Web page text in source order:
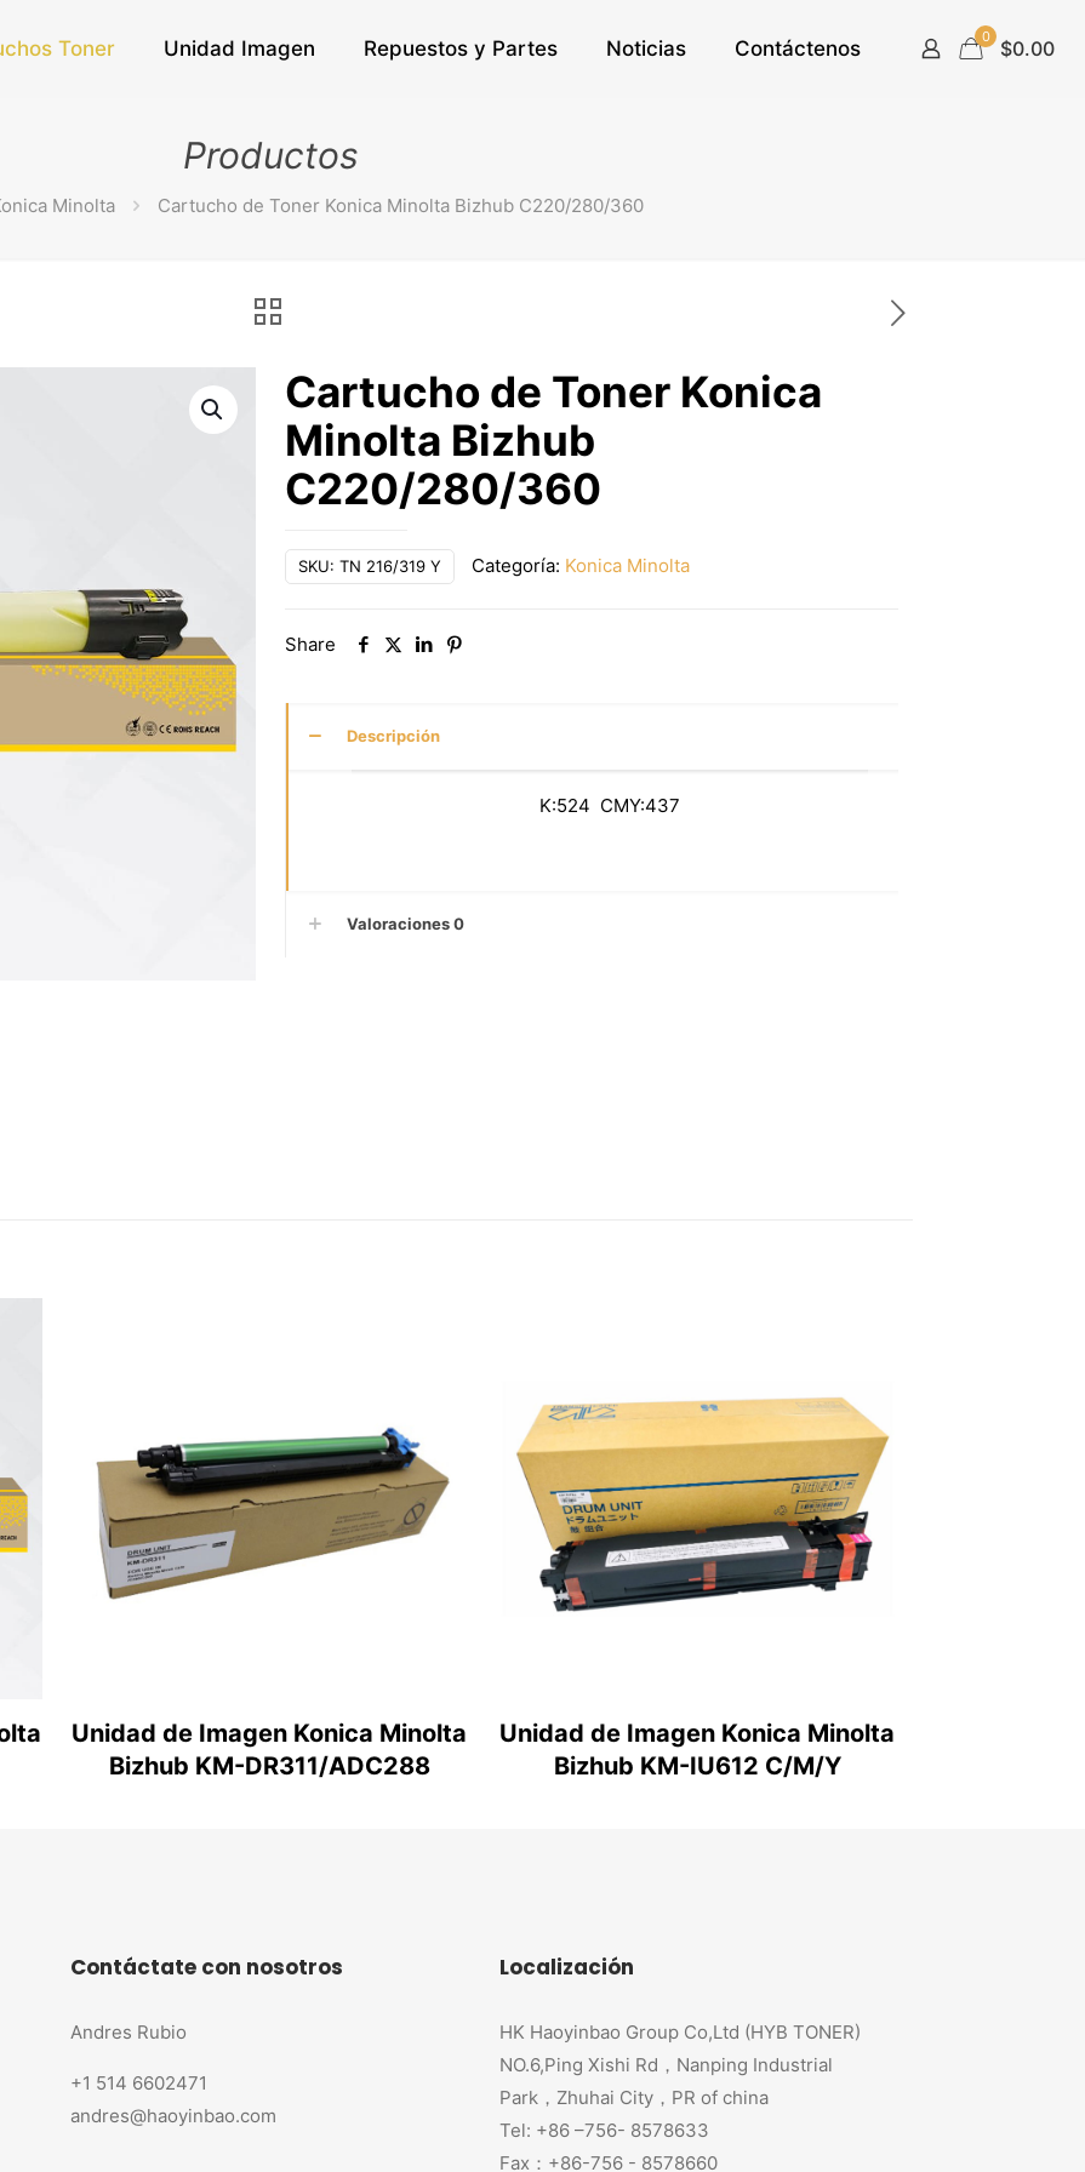
Toner Unidad Imagen Repuestos y Partes Noticias Contáctenos 0 $0.00
Productos
Minolta Cartucho de Toner Konica Minolta Bizhub C220/280/360
Cartucho de Toner Konica
Minolta Bizhub
C220/280/360
SKU: TN 216/319 Y Categoría: Konica Minolta
Share
Descripción
K:524 CMY:437
Valoraciones0
Unidad de Imagen Konica Minolta
Bizhub KM-DR311/ADC288
Unidad de Imagen Konica Minolta
Bizhub KM-IU612 C/M/Y
Contáctate con nosotros
Andres Rubio
+1 514 6602471
andres@haoyinbao.com
Localización
HK Haoyinbao Group Co,Ltd (HYB TONER)
NO.6,Ping Xishi Rd，Nanping Industrial
Park，Zhuhai City，PR of china
Tel: +86 –756- 8578633
Fax：+86-756 - 8578660